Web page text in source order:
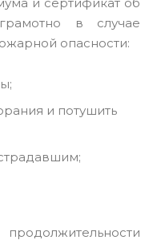
в случае
опасности:
и потушить